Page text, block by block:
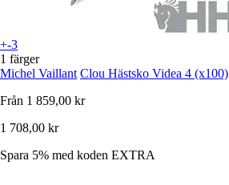
+-3
1 färger
Michel Vaillant Clou Hästsko Videa 4 (x100)
Från 1 859,00 kr
1 708,00 kr
Spara 5% med koden EXTRA